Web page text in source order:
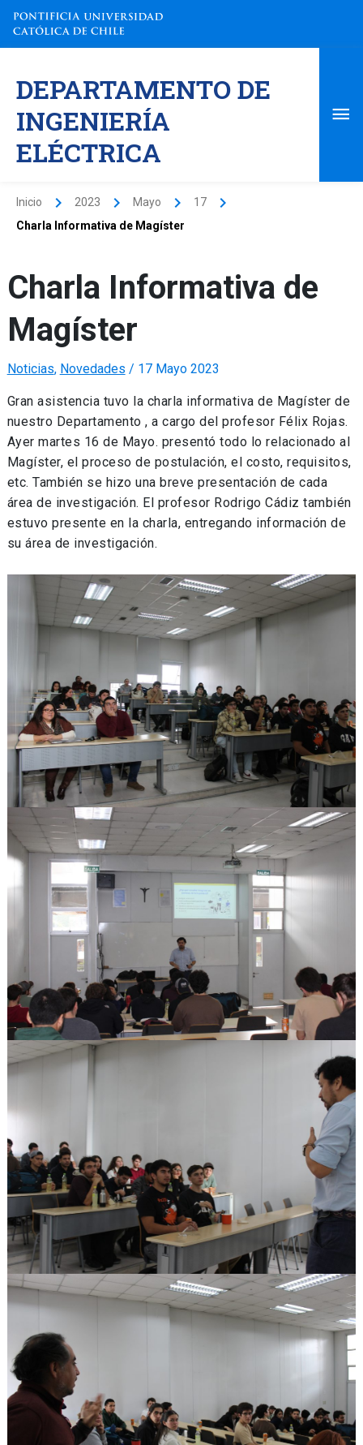
contenido
DEPARTAMENTO DE
INGENIERÍA
ELÉCTRICA
Inicio 2023 Mayo
17
Charla Informativa de Magíster
Charla Informativa de
Magíster
Noticias, Novedades / 17 Mayo 2023
Gran asistencia tuvo la charla informativa de Magíster de
nuestro Departamento , a cargo del profesor Félix Rojas.
Ayer martes 16 de Mayo. presentó todo lo relacionado al
Magíster, el proceso de postulación, el costo, requisitos,
etc. También se hizo una breve presentación de cada
área de investigación. El profesor Rodrigo Cádiz también
estuvo presente en la charla, entregando información de
su área de investigación.